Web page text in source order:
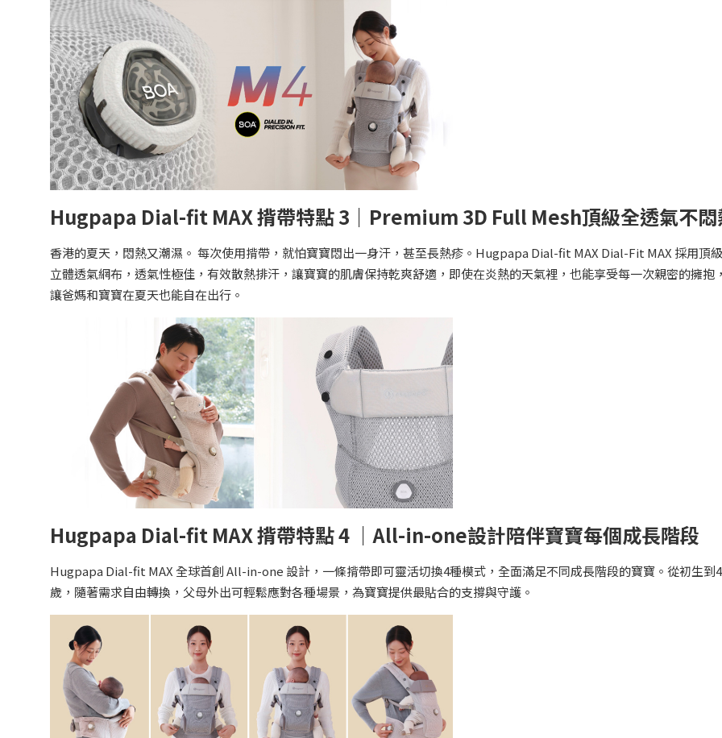
Hugpapa Dial-fit MAX 揹帶特點 3｜Premium 3D Full Mesh頂級全透氣不悶
香港的夏天，悶熱又潮濕。 每次使用揹帶，就怕寶寶悶出一身汗，甚至長熱疹。Hugpapa Dial-fit MAX Dial-Fit MAX 採用頂
立體透氣網布，透氣性極佳，有效散熱排汗，讓寶寶的肌膚保持乾爽舒適，即使在炎熱的天氣裡，也能享受每一次親密的擁抱
讓爸媽和寶寶在夏天也能自在出行。
Hugpapa Dial-fit MAX 揹帶特點 4 ｜All-in-one設計陪伴寶寶每個成長階段
Hugpapa Dial-fit MAX 全球首創 All-in-one 設計，一條揹帶即可靈活切換4種模式，全面滿足不同成長階段的寶寶。從初生到4
歲，隨著需求自由轉換，父母外出可輕鬆應對各種場景，為寶寶提供最貼合的支撐與守護。